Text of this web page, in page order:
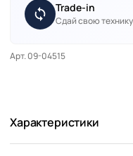
Trade-in
Сдай свою
Арт. 09-04515
Характеристики